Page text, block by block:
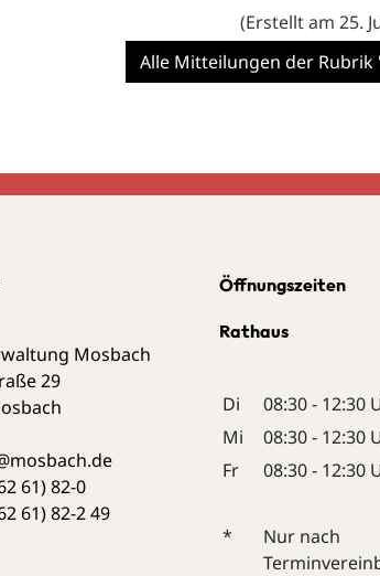
(Erstellt am 25.
Alle Mitteilungen der Rubrik
Mosbach
29
61) 82-0
61) 82-249
Öffnungszeiten
Rathaus
Di
08:30 - 12:30
Mi
08:30 - 12:30
Fr
08:30 - 12:30
*
Nur nach